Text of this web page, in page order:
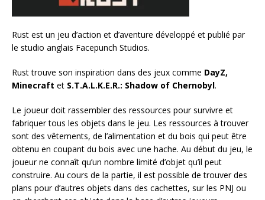
Rust est un jeu d’action et d’aventure développé et publié par
le studio anglais Facepunch Studios.
Rust trouve son inspiration dans des jeux comme DayZ,
Minecraft et S.T.A.L.K.E.R.: Shadow of Chernobyl.
Le joueur doit rassembler des ressources pour survivre et
fabriquer tous les objets dans le jeu. Les ressources à trouver
sont des vêtements, de l’alimentation et du bois qui peut être
obtenu en coupant du bois avec une hache. Au début du jeu, le
joueur ne connaît qu’un nombre limité d’objet qu’il peut
construire. Au cours de la partie, il est possible de trouver des
plans pour d’autres objets dans des cachettes, sur les PNJ ou